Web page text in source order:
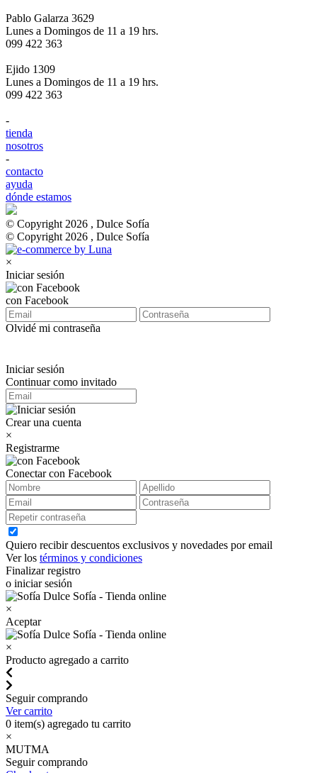
Pablo Galarza 3629
Lunes a Domingos de 11 a 19 hrs.
099 422 363
Ejido 1309
Lunes a Domingos de 11 a 19 hrs.
099 422 363
-
tienda
nosotros
-
contacto
ayuda
dónde estamos
© Copyright 2026 , Dulce Sofía
© Copyright 2026 , Dulce Sofía
×
Iniciar sesión
con Facebook
Olvidé mi contraseña
Iniciar sesión
Continuar como invitado
Crear una cuenta
×
Registrarme
Conectar con Facebook
Quiero recibir descuentos exclusivos y novedades por email
Ver los términos y condiciones
Finalizar registro
o iniciar sesión
×
Aceptar
×
Producto agregado a carrito
Seguir comprando
Ver carrito
0 item(s) agregado tu carrito
×
MUTMA
Seguir comprando